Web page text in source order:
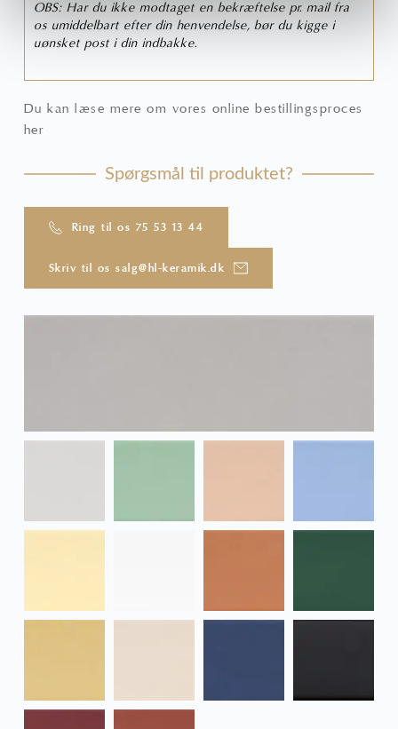
OBS: Har du ikke modtaget en bekræftelse pr. mail fra
os umiddelbart efter din henvendelse, bør du kigge i
uønsket post i din indbakke.
Du kan læse mere om vores online bestillingsproces
her
Spørgsmål til produktet?
Ring til os 75 53 13 44
Skriv til os salg@hl-keramik.dk